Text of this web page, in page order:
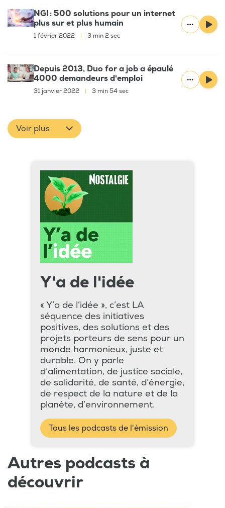
NGI : 500 solutions pour un internet
plus sur et plus humain
1 février 2022 3 min 2 sec
Depuis 2013, Duo for a job a épaulé
4000 demandeurs d'emploi
31 janvier 2022 3 min 54 sec
Voir plus
Y'a de l'idée
« Y’a de l’idée », c’est LA
séquence des initiatives
positives, des solutions et des
projets porteurs de sens pour un
monde harmonieux, juste et
durable. On y parle
d’alimentation, de justice sociale,
de solidarité, de santé, d’énergie,
de respect de la nature et de la
planète, d’environnement.
Tous les podcasts de l'émission
Autres podcasts à
découvrir